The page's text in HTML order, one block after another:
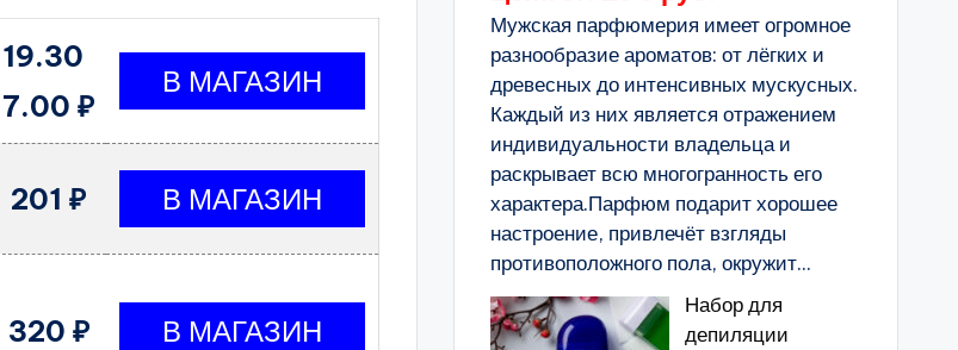
19.30
7.00 ₽
201 ₽
320 ₽
Мужская парфюмерия имеет огромное
разнообразие ароматов: от лёгких и
древесных до интенсивных мускусных.
Каждый из них является отражением
индивидуальности владельца и
раскрывает всю многогранность его
характера.Парфюм подарит хорошее
настроение, привлечёт взгляды
противоположного пола, окружит...
Набор для
депиляции